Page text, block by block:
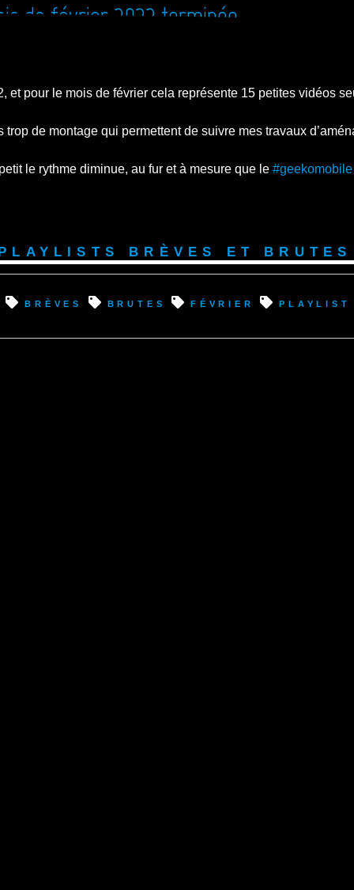
Brèves et Brutes
de février 2022 terminée
et pour le mois de février cela représente 15 petites vidéos
de montage qui permettent de suivre mes travaux
le rythme diminue, au fur et à mesure que le #geekomobile
brèves brutes février playlist